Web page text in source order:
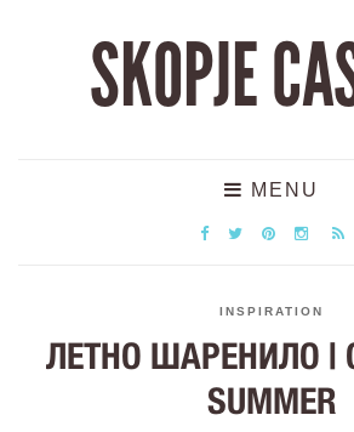
SKOPJE
MENU
INSPIRATION
ЛЕТНО ШАРЕНИЛО |
SUMMER